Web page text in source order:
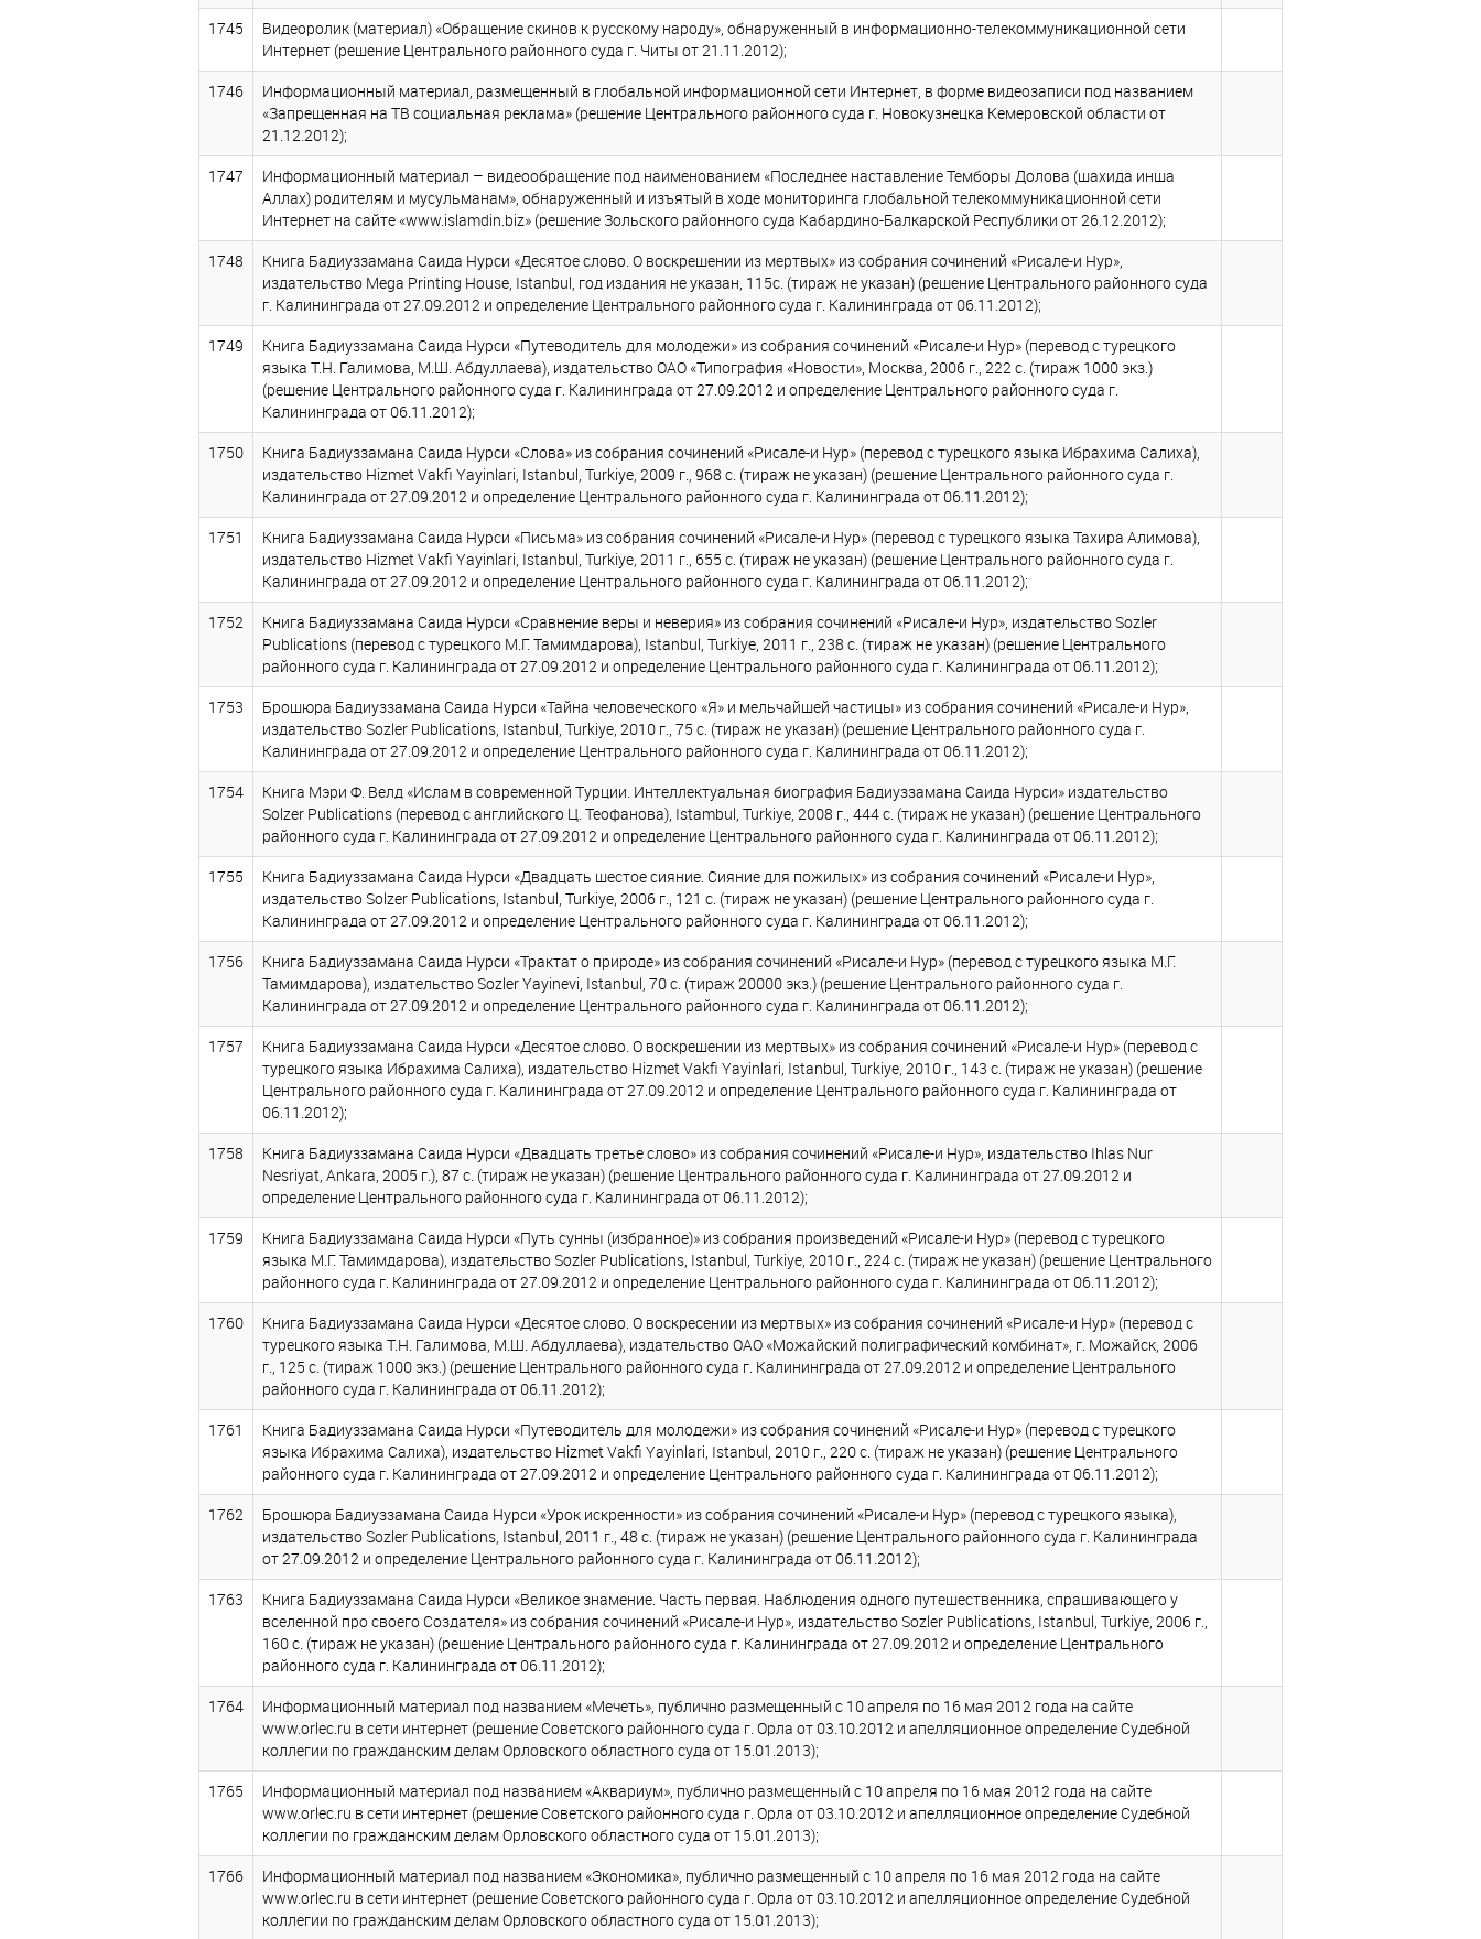
1745
Видеоролик (материал) «Обращение скинов к русскому народу», обнаруженный в информационно-телекоммуникационной сети
Интернет (решение Центрального районного суда г. Читы от 21.11.2012);
1746
Информационный материал, размещенный в глобальной информационной сети Интернет, в форме видеозаписи под названием
«Запрещенная на ТВ социальная реклама» (решение Центрального районного суда г. Новокузнецка Кемеровской области от
21.12.2012);
1747
Информационный материал – видеообращение под наименованием «Последнее наставление Темборы Долова (шахида инша
Аллах) родителям и мусульманам», обнаруженный и изъятый в ходе мониторинга глобальной телекоммуникационной сети
Интернет на сайте «www.islamdin.biz» (решение Зольского районного суда Кабардино-Балкарской Республики от 26.12.2012);
1748
Книга Бадиуззамана Саида Нурси «Десятое слово. О воскрешении из мертвых» из собрания сочинений «Рисале-и Нур»,
издательство Mega Printing House, Istanbul, год издания не указан, 115с. (тираж не указан) (решение Центрального районного суда
г. Калининграда от 27.09.2012 и определение Центрального районного суда г. Калининграда от 06.11.2012);
1749
Книга Бадиуззамана Саида Нурси «Путеводитель для молодежи» из собрания сочинений «Рисале-и Нур» (перевод с турецкого
языка Т.Н. Галимова, М.Ш. Абдуллаева), издательство ОАО «Типография «Новости», Москва, 2006 г., 222 с. (тираж 1000 экз.)
(решение Центрального районного суда г. Калининграда от 27.09.2012 и определение Центрального районного суда г.
Калининграда от 06.11.2012);
1750
Книга Бадиуззамана Саида Нурси «Слова» из собрания сочинений «Рисале-и Нур» (перевод с турецкого языка Ибрахима Салиха),
издательство Hizmet Vakfi Yayinlari, Istanbul, Turkiye, 2009 г., 968 с. (тираж не указан) (решение Центрального районного суда г.
Калининграда от 27.09.2012 и определение Центрального районного суда г. Калининграда от 06.11.2012);
1751
Книга Бадиуззамана Саида Нурси «Письма» из собрания сочинений «Рисале-и Нур» (перевод с турецкого языка Тахира Алимова),
издательство Hizmet Vakfi Yayinlari, Istanbul, Turkiye, 2011 г., 655 с. (тираж не указан) (решение Центрального районного суда г.
Калининграда от 27.09.2012 и определение Центрального районного суда г. Калининграда от 06.11.2012);
1752
Книга Бадиуззамана Саида Нурси «Сравнение веры и неверия» из собрания сочинений «Рисале-и Нур», издательство Sozler
Publications (перевод с турецкого М.Г. Тамимдарова), Istanbul, Turkiye, 2011 г., 238 с. (тираж не указан) (решение Центрального
районного суда г. Калининграда от 27.09.2012 и определение Центрального районного суда г. Калининграда от 06.11.2012);
1753
Брошюра Бадиуззамана Саида Нурси «Тайна человеческого «Я» и мельчайшей частицы» из собрания сочинений «Рисале-и Нур»,
издательство Sozler Publications, Istanbul, Turkiye, 2010 г., 75 с. (тираж не указан) (решение Центрального районного суда г.
Калининграда от 27.09.2012 и определение Центрального районного суда г. Калининграда от 06.11.2012);
1754
Книга Мэри Ф. Велд «Ислам в современной Турции. Интеллектуальная биография Бадиуззамана Саида Нурси» издательство
Solzer Publications (перевод с английского Ц. Теофанова), Istambul, Turkiye, 2008 г., 444 с. (тираж не указан) (решение Центрального
районного суда г. Калининграда от 27.09.2012 и определение Центрального районного суда г. Калининграда от 06.11.2012);
1755
Книга Бадиуззамана Саида Нурси «Двадцать шестое сияние. Сияние для пожилых» из собрания сочинений «Рисале-и Нур»,
издательство Solzer Publications, Istanbul, Turkiye, 2006 г., 121 с. (тираж не указан) (решение Центрального районного суда г.
Калининграда от 27.09.2012 и определение Центрального районного суда г. Калининграда от 06.11.2012);
1756
Книга Бадиуззамана Саида Нурси «Трактат о природе» из собрания сочинений «Рисале-и Нур» (перевод с турецкого языка М.Г.
Тамимдарова), издательство Sozler Yayinevi, Istanbul, 70 с. (тираж 20000 экз.) (решение Центрального районного суда г.
Калининграда от 27.09.2012 и определение Центрального районного суда г. Калининграда от 06.11.2012);
1757
Книга Бадиуззамана Саида Нурси «Десятое слово. О воскрешении из мертвых» из собрания сочинений «Рисале-и Нур» (перевод с
турецкого языка Ибрахима Салиха), издательство Hizmet Vakfi Yayinlari, Istanbul, Turkiye, 2010 г., 143 с. (тираж не указан) (решение
Центрального районного суда г. Калининграда от 27.09.2012 и определение Центрального районного суда г. Калининграда от
06.11.2012);
1758
Книга Бадиуззамана Саида Нурси «Двадцать третье слово» из собрания сочинений «Рисале-и Нур», издательство Ihlas Nur
Nesriyat, Ankara, 2005 г.), 87 с. (тираж не указан) (решение Центрального районного суда г. Калининграда от 27.09.2012 и
определение Центрального районного суда г. Калининграда от 06.11.2012);
1759
Книга Бадиуззамана Саида Нурси «Путь сунны (избранное)» из собрания произведений «Рисале-и Нур» (перевод с турецкого
языка М.Г. Тамимдарова), издательство Sozler Publications, Istanbul, Turkiye, 2010 г., 224 c. (тираж не указан) (решение Центрального
районного суда г. Калининграда от 27.09.2012 и определение Центрального районного суда г. Калининграда от 06.11.2012);
1760
Книга Бадиуззамана Саида Нурси «Десятое слово. О воскресении из мертвых» из собрания сочинений «Рисале-и Нур» (перевод с
турецкого языка Т.Н. Галимова, М.Ш. Абдуллаева), издательство ОАО «Можайский полиграфический комбинат», г. Можайск, 2006
г., 125 с. (тираж 1000 экз.) (решение Центрального районного суда г. Калининграда от 27.09.2012 и определение Центрального
районного суда г. Калининграда от 06.11.2012);
1761
Книга Бадиуззамана Саида Нурси «Путеводитель для молодежи» из собрания сочинений «Рисале-и Нур» (перевод с турецкого
языка Ибрахима Салиха), издательство Hizmet Vakfi Yayinlari, Istanbul, 2010 г., 220 с. (тираж не указан) (решение Центрального
районного суда г. Калининграда от 27.09.2012 и определение Центрального районного суда г. Калининграда от 06.11.2012);
1762
Брошюра Бадиуззамана Саида Нурси «Урок искренности» из собрания сочинений «Рисале-и Нур» (перевод с турецкого языка),
издательство Sozler Publications, Istanbul, 2011 г., 48 с. (тираж не указан) (решение Центрального районного суда г. Калининграда
от 27.09.2012 и определение Центрального районного суда г. Калининграда от 06.11.2012);
1763
Книга Бадиуззамана Саида Нурси «Великое знамение. Часть первая. Наблюдения одного путешественника, спрашивающего у
вселенной про своего Создателя» из собрания сочинений «Рисале-и Нур», издательство Sozler Publications, Istanbul, Turkiye, 2006 г.,
160 с. (тираж не указан) (решение Центрального районного суда г. Калининграда от 27.09.2012 и определение Центрального
районного суда г. Калининграда от 06.11.2012);
1764
Информационный материал под названием «Мечеть», публично размещенный с 10 апреля по 16 мая 2012 года на сайте
www.orlec.ru в сети интернет (решение Советского районного суда г. Орла от 03.10.2012 и апелляционное определение Судебной
коллегии по гражданским делам Орловского областного суда от 15.01.2013);
1765
Информационный материал под названием «Аквариум», публично размещенный с 10 апреля по 16 мая 2012 года на сайте
www.orlec.ru в сети интернет (решение Советского районного суда г. Орла от 03.10.2012 и апелляционное определение Судебной
коллегии по гражданским делам Орловского областного суда от 15.01.2013);
1766
Информационный материал под названием «Экономика», публично размещенный с 10 апреля по 16 мая 2012 года на сайте
www.orlec.ru в сети интернет (решение Советского районного суда г. Орла от 03.10.2012 и апелляционное определение Судебной
коллегии по гражданским делам Орловского областного суда от 15.01.2013);